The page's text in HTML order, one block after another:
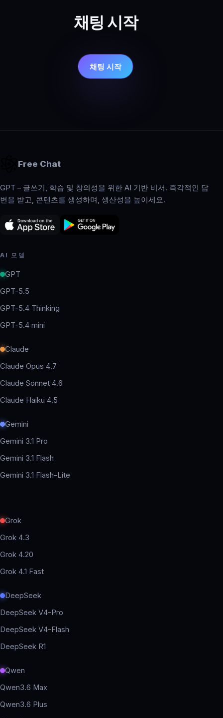
채팅 시작
채팅 시작
Free Chat
GPT – 글쓰기, 학습 및 창의성을 위한 AI 기반 비서. 즉각적인 답
변을 받고, 콘텐츠를 생성하며, 생산성을 높이세요.
AI 모델
GPT
GPT-5.5
GPT-5.4 Thinking
GPT-5.4 mini
Claude
Claude Opus 4.7
Claude Sonnet 4.6
Claude Haiku 4.5
Gemini
Gemini 3.1 Pro
Gemini 3.1 Flash
Gemini 3.1 Flash-Lite
Grok
Grok 4.3
Grok 4.20
Grok 4.1 Fast
DeepSeek
DeepSeek V4-Pro
DeepSeek V4-Flash
DeepSeek R1
Qwen
Qwen3.6 Max
Qwen3.6 Plus